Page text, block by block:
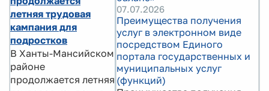
летняя трудовая
кампания для
подростков
В Ханты-Мансийском
районе
продолжается летняя
07.07.2026
Преимущества получения
услуг в электронном виде
посредством Единого
портала государственных и
муниципальных услуг
(функций)